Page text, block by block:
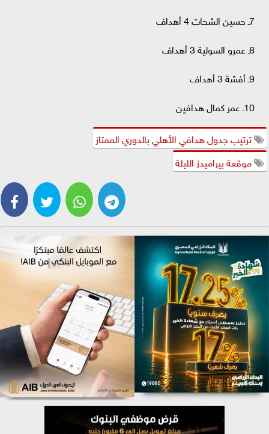
7ـ حسين الشحات 4 أهداف
8ـ عمرو السولية 3 أهداف
9ـ أفشة 3 أهداف
10ـ عمر كمال هدافين
ترتيب جدول هدافي الأهلي بالدوري الممتاز
موقعة بيراميدز الليلة